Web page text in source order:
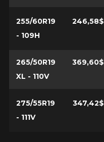
255/60R19
- 109H
246,58$
265/50R19
XL - 110V
369,60$
275/55R19
- 111V
347,42$